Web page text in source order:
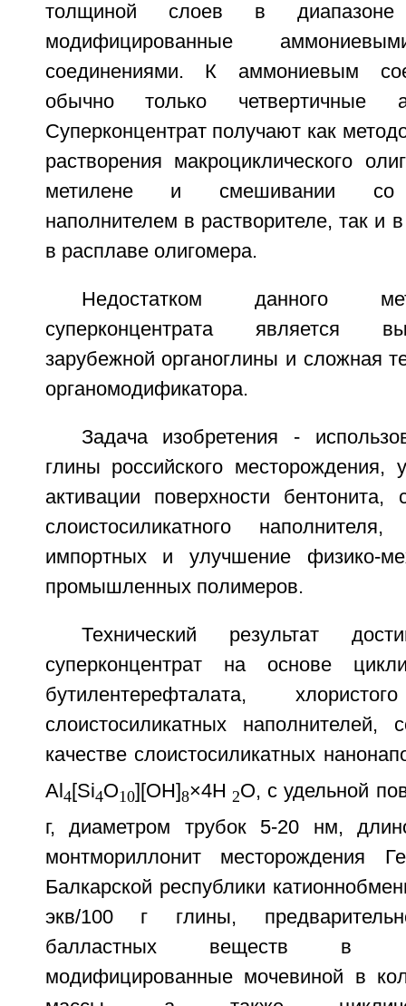
толщиной слоев в диапазоне
модифицированные
соединениями. К аммониевым
обычно только четвертичные
Суперконцентрат получают как
растворения макроциклического
метилене и смешивании со
наполнителем в растворителе, так и
в расплаве олигомера.
Недостатком данного
суперконцентрата является
зарубежной органоглины и сложная
органомодификатора.
Задача изобретения -
глины российского месторождения,
активации поверхности бентонита,
слоистосиликатного
импортных и улучшение физико-
промышленных полимеров.
Технический результат
суперконцентрат на основе
бутилентерефталата,
слоистосиликатных
качестве слоистосиликатных
Al 4[Si4O10][OH]8×4Н 2O, с удельной
г, диаметром трубок 5-20 нм,
монтмориллонит месторождения
Балкарской республики
экв/100 г глины,
балластных веществ в
модифицированные мочевиной в